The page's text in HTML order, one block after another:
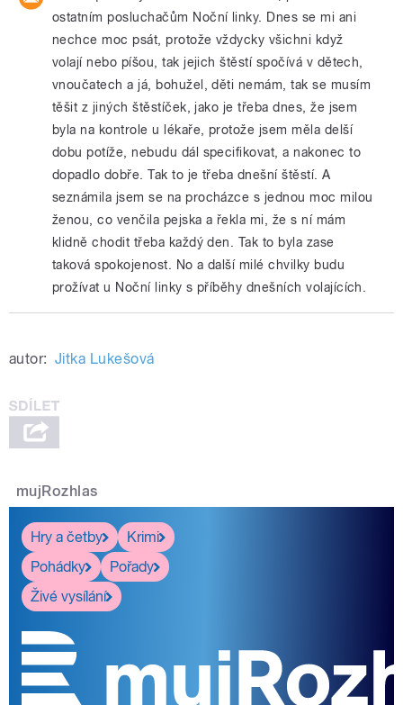
ostatním posluchačům Noční linky. Dnes se mi ani
nechce moc psát, protože vždycky všichni když
volají nebo píšou, tak jejich štěstí spočívá v dětech,
vnoučatech a já, bohužel, děti nemám, tak se musím
těšit z jiných štěstíček, jako je třeba dnes, že jsem
byla na kontrole u lékaře, protože jsem měla delší
dobu potíže, nebudu dál specifikovat, a nakonec to
dopadlo dobře. Tak to je třeba dnešní štěstí. A
seznámila jsem se na procházce s jednou moc milou
ženou, co venčila pejska a řekla mi, že s ní mám
klidně chodit třeba každý den. Tak to byla zase
taková spokojenost. No a další milé chvilky budu
prožívat u Noční linky s příběhy dnešních volajících.
autor: Jitka Lukešová
mujRozhlas
Hry a četby
Krimi
Pohádky
Pořady
Živé vysílání